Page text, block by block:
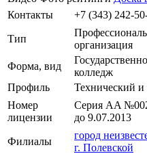
Контакты
+7 (343) 242-
Тип
организация
Форма, вид
колледж
Профиль
Технический и
Номер
лицензии
Серия АA
до 9.07.2013
Филиалы
город
г. Полевской